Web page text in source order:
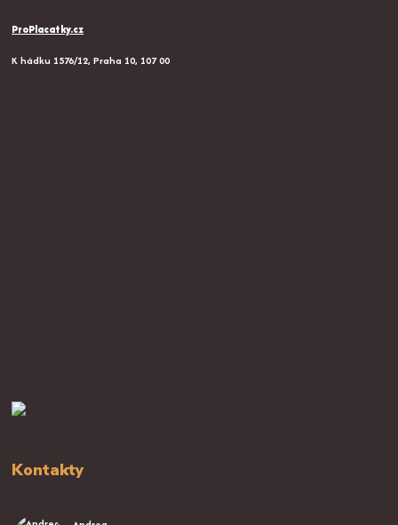
ProPlacatky.cz
K hádku 1576/12, Praha 10, 107 00
Kontakty